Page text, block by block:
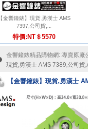
【金響鐘錶】現貨,勇漢士 AMS
7397,公司貨,...
特價:NT＄5570
金響鐘錶精品購物網::專賣原廠
現貨,勇漢士 AMS 7389,公司貨
【金響鐘錶】現貨,勇漢士